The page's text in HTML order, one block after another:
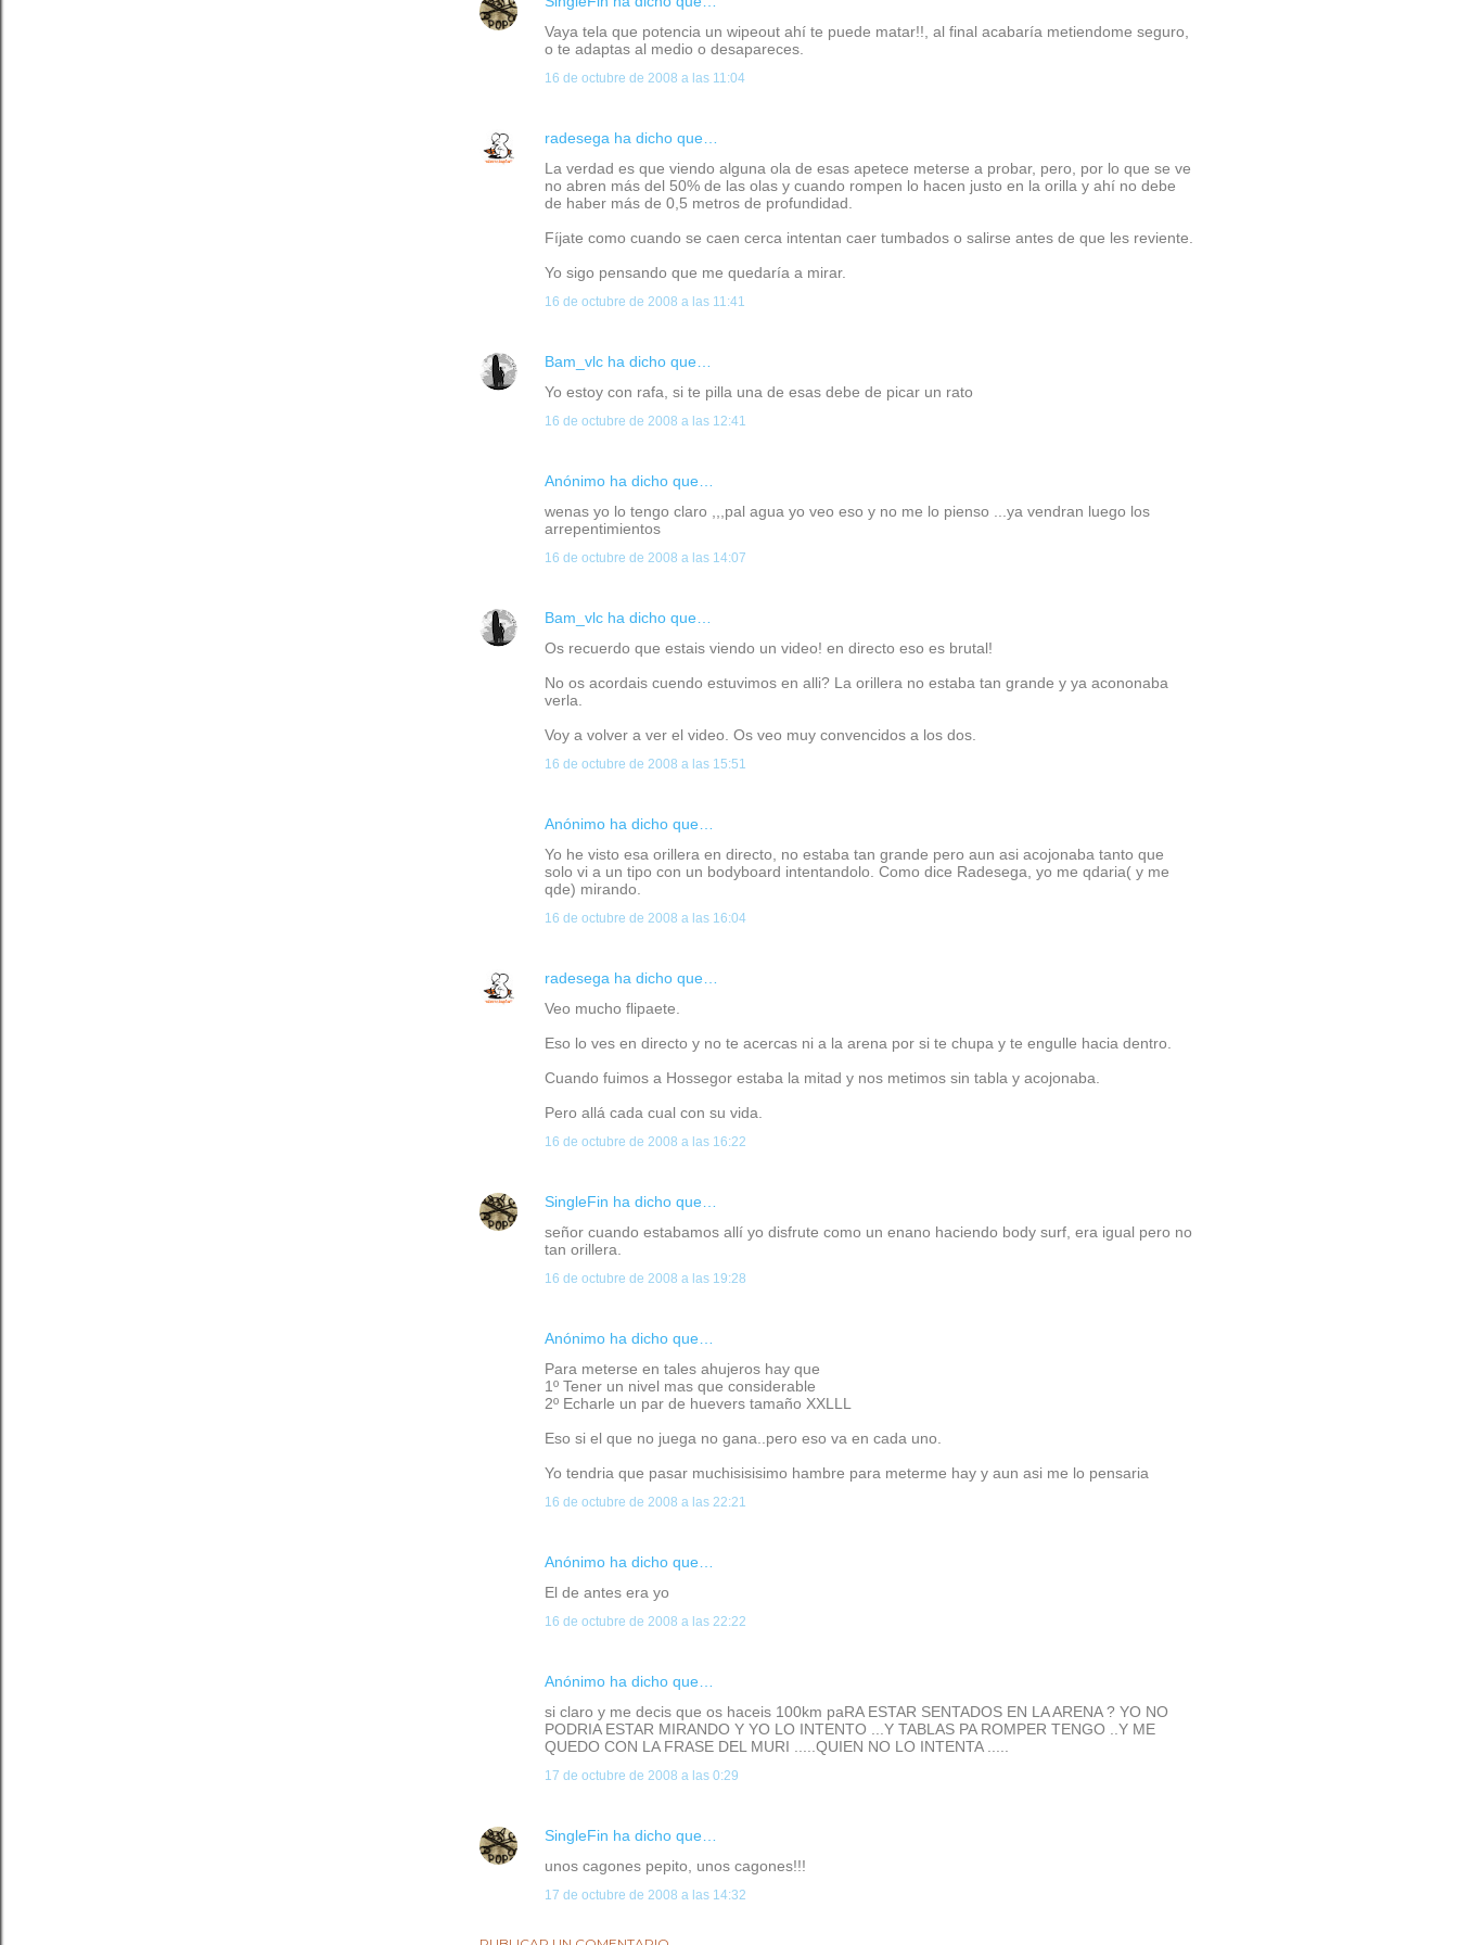
Vaya tela que potencia un wipeout ahí te puede matar!!, al final acabaría metiendome seguro,
o te adaptas al medio o desapareces.
16 de octubre de 2008 a las 11:04
radesega ha dicho que…
La verdad es que viendo alguna ola de esas apetece meterse a probar, pero, por lo que se ve
no abren más del 50% de las olas y cuando rompen lo hacen justo en la orilla y ahí no debe
de haber más de 0,5 metros de profundidad.
Fíjate como cuando se caen cerca intentan caer tumbados o salirse antes de que les reviente.
Yo sigo pensando que me quedaría a mirar.
16 de octubre de 2008 a las 11:41
Bam_vlc ha dicho que…
Yo estoy con rafa, si te pilla una de esas debe de picar un rato
16 de octubre de 2008 a las 12:41
Anónimo ha dicho que…
wenas yo lo tengo claro ,,,pal agua yo veo eso y no me lo pienso ...ya vendran luego los
arrepentimientos
16 de octubre de 2008 a las 14:07
Bam_vlc ha dicho que…
Os recuerdo que estais viendo un video! en directo eso es brutal!
No os acordais cuendo estuvimos en alli? La orillera no estaba tan grande y ya acononaba
verla.
Voy a volver a ver el video. Os veo muy convencidos a los dos.
16 de octubre de 2008 a las 15:51
Anónimo ha dicho que…
Yo he visto esa orillera en directo, no estaba tan grande pero aun asi acojonaba tanto que
solo vi a un tipo con un bodyboard intentandolo. Como dice Radesega, yo me qdaria( y me
qde) mirando.
16 de octubre de 2008 a las 16:04
radesega ha dicho que…
Veo mucho flipaete.
Eso lo ves en directo y no te acercas ni a la arena por si te chupa y te engulle hacia dentro.
Cuando fuimos a Hossegor estaba la mitad y nos metimos sin tabla y acojonaba.
Pero allá cada cual con su vida.
16 de octubre de 2008 a las 16:22
SingleFin ha dicho que…
señor cuando estabamos allí yo disfrute como un enano haciendo body surf, era igual pero no
tan orillera.
16 de octubre de 2008 a las 19:28
Anónimo ha dicho que…
Para meterse en tales ahujeros hay que
1º Tener un nivel mas que considerable
2º Echarle un par de huevers tamaño XXLLL
Eso si el que no juega no gana..pero eso va en cada uno.
Yo tendria que pasar muchisisisimo hambre para meterme hay y aun asi me lo pensaria
16 de octubre de 2008 a las 22:21
Anónimo ha dicho que…
El de antes era yo
16 de octubre de 2008 a las 22:22
Anónimo ha dicho que…
si claro y me decis que os haceis 100km paRA ESTAR SENTADOS EN LA ARENA ? YO NO
PODRIA ESTAR MIRANDO Y YO LO INTENTO ...Y TABLAS PA ROMPER TENGO ..Y ME
QUEDO CON LA FRASE DEL MURI .....QUIEN NO LO INTENTA .....
17 de octubre de 2008 a las 0:29
SingleFin ha dicho que…
unos cagones pepito, unos cagones!!!
17 de octubre de 2008 a las 14:32